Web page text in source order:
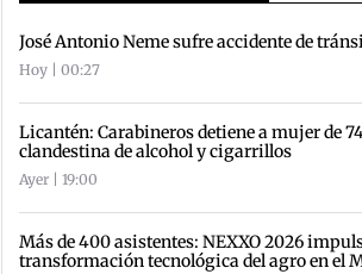
José Antonio Neme sufre accidente de
Hoy | 00:27
Licantén: Carabineros detiene a mujer de
clandestina de alcohol y cigarrillos
Ayer | 19:00
Más de 400 asistentes: NEXXO 2026
transformación tecnológica del agro en el